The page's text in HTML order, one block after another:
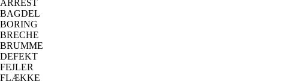
ARREST
BAGDEL
BORING
BRECHE
BRUMME
DEFEKT
FEJLER
FLÆKKE